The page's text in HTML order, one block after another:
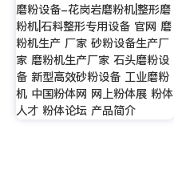
磨粉设备-花岗岩磨粉机|整形磨
粉机|石料整形专用设备 官网 磨
粉机生产 厂家 砂粉设备生产厂
家 磨粉机生产厂家 石头磨粉设
备 新型高效砂粉设备 工业磨粉
机 中国粉体网 网上粉体展 粉体
人才 粉体论坛 产品简介